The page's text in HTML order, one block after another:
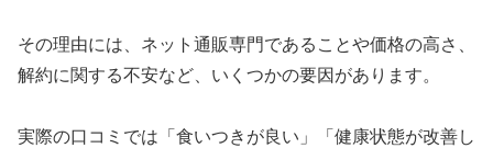
その理由には、ネット通販専門であることや価格の高さ、
解約に関する不安など、いくつかの要因があります。
実際の口コミでは「食いつきが良い」「健康状態が改善し